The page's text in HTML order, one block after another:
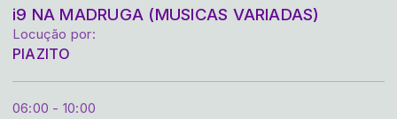
i9 NA MADRUGA (MUSICAS VARIADAS)
Locução por:
PIAZITO
06:00 - 10:00